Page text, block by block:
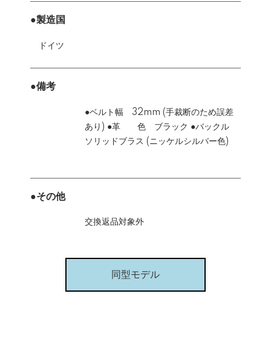
●製造国
ドイツ
●備考
●ベルト幅 32mm (手裁断のため誤差
あり) ●革 色 ブラック ●バックル
ソリッドブラス (ニッケルシルバー色)
●その他
交換返品対象外
同型モデル